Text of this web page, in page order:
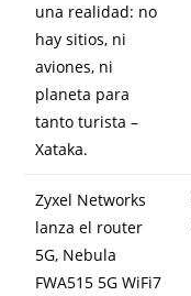
una realidad: no
hay sitios, ni
aviones, ni
planeta para
tanto turista –
Xataka.
Zyxel Networks
lanza el router
5G, Nebula
FWA515 5G WiFi7